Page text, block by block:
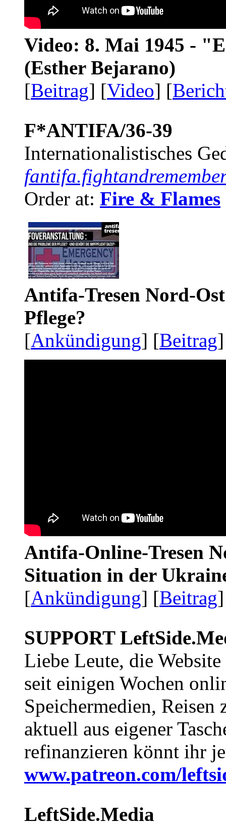
Video: 8. Mai 1945 -
(Esther Bejarano)
[Beitrag] [Video] [
F*ANTIFA/36-39
Internationalistisches
Order at: Fire & Flames
Antifa-Tresen Nord-
Pflege?
[Ankündigung] [Beitrag
Antifa-Online-Tresen
Situation in der
[Ankündigung] [Beitrag
SUPPORT
Liebe Leute, die Website
seit einigen Wochen
Speichermedien, Reisen
aktuell aus eigener
refinanzieren könnt ihr
www.patreon.com/
LeftSide.Media